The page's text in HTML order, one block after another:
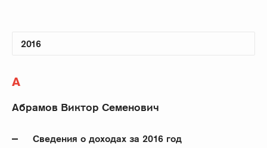
А
Абрамов Виктор Семенович
Сведения о доходах за 2016 год